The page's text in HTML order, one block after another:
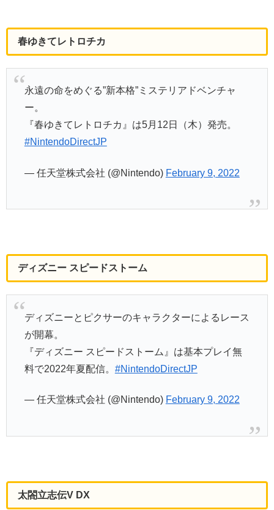
春ゆきてレトロチカ
永遠の命をめぐる”新本格”ミステリアドベンチャ
ー。
『春ゆきてレトロチカ』は5月12日（木）発売。
#NintendoDirectJP
— 任天堂株式会社 (@Nintendo) February 9, 2022
ディズニー スピードストーム
ディズニーとピクサーのキャラクターによるレース
が開幕。
『ディズニー スピードストーム』は基本プレイ無
料で2022年夏配信。 #NintendoDirectJP
— 任天堂株式会社 (@Nintendo) February 9, 2022
太閤立志伝V DX